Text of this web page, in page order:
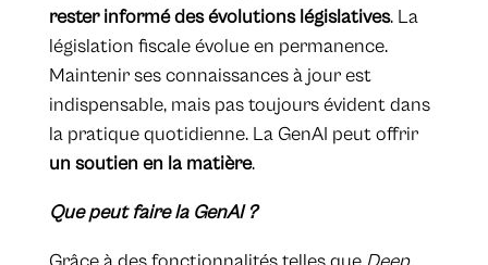
rester informé des évolutions législatives. La
législation fiscale évolue en permanence.
Maintenir ses connaissances à jour est
indispensable, mais pas toujours évident dans
la pratique quotidienne. La GenAI peut offrir
un soutien en la matière.
Que peut faire la GenAI ?